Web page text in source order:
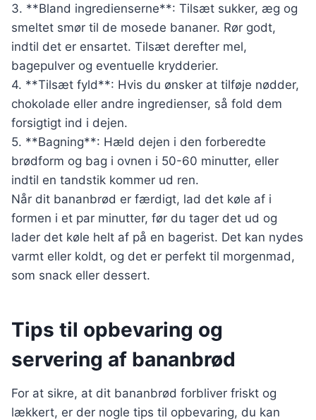
3. **Bland ingredienserne**: Tilsæt sukker, æg og
smeltet smør til de mosede bananer. Rør godt,
indtil det er ensartet. Tilsæt derefter mel,
bagepulver og eventuelle krydderier.
4. **Tilsæt fyld**: Hvis du ønsker at tilføje nødder,
chokolade eller andre ingredienser, så fold dem
forsigtigt ind i dejen.
5. **Bagning**: Hæld dejen i den forberedte
brødform og bag i ovnen i 50-60 minutter, eller
indtil en tandstik kommer ud ren.
Når dit bananbrød er færdigt, lad det køle af i
formen i et par minutter, før du tager det ud og
lader det køle helt af på en bagerist. Det kan nydes
varmt eller koldt, og det er perfekt til morgenmad,
som snack eller dessert.
Tips til opbevaring og
servering af bananbrød
For at sikre, at dit bananbrød forbliver friskt og
lækkert, er der nogle tips til opbevaring, du kan